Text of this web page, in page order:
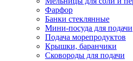
Фарфор
Банки стеклянные
Мини-посуда для подачи
Подача морепродуктов
Крышки, баранчики
Сковороды для подачи